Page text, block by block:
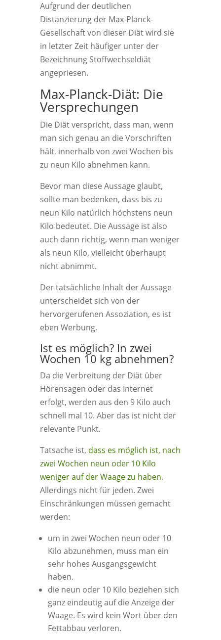
Aufgrund der deutlichen
Distanzierung der Max-Planck-
Gesellschaft von dieser Diät wird sie
in letzter Zeit häufiger unter der
Bezeichnung Stoffwechseldiät
angepriesen.
Max-Planck-Diät: Die
Versprechungen
Die Diät verspricht, dass man, wenn
man sich genau an die Vorschriften
hält, innerhalb von zwei Wochen bis
zu neun Kilo abnehmen kann.
Bevor man diese Aussage glaubt,
sollte man bedenken, dass bis zu
neun Kilo natürlich höchstens neun
Kilo bedeutet. Die Aussage ist also
auch dann richtig, wenn man weniger
als neun Kilo, vielleicht überhaupt
nicht abnimmt.
Der tatsächliche Inhalt der Aussage
unterscheidet sich von der
hervorgerufenen Assoziation, es ist
eben Werbung.
Ist es möglich? In zwei
Wochen 10 kg abnehmen?
Da die Verbreitung der Diät über
Hörensagen oder das Internet
erfolgt, werden aus den 9 Kilo auch
schnell mal 10. Aber das ist nicht der
relevante Punkt.
Tatsache ist, dass es möglich ist, nach
zwei Wochen neun oder 10 Kilo
weniger auf der Waage zu haben.
Allerdings nicht für jeden. Zwei
Einschränkungen müssen gemacht
werden:
um in zwei Wochen neun oder 10
Kilo abzunehmen, muss man ein
sehr hohes Ausgangsgewicht
haben.
die neun oder 10 Kilo beziehen sich
ganz eindeutig auf die Anzeige der
Waage. Es wird kein Wort über den
Fettabbau verloren.